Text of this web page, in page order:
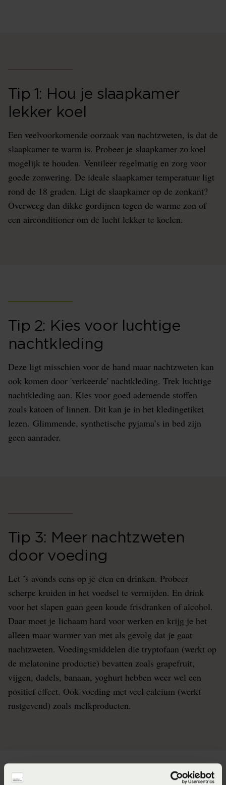
Tip 1: Hou je slaapkamer
lekker koel
Een veelvoorkomende oorzaak van nachtzweten, is dat de
slaapkamer te warm is. Probeer je slaapkamer zo koel
mogelijk te houden. Ventileer regelmatig en zorg voor
goede zonwering. De ideale slaapkamer temperatuur ligt
rond de 18 graden. Ligt de slaapkamer op de zonkant?
Overweeg dan dikke gordijnen tegen de warme zon of
een airconditioner om de lucht lekker te koelen.
Tip 2: Kies voor luchtige
nachtkleding
Deze ligt misschien voor de hand maar nachtzweten kan
ook komen door 'verkeerde' nachtkleding. Trek luchtige
nachtkleding aan. Kies voor goed ademende stoffen
zoals katoen of linnen. Dit kan je in het kledingetiket
lezen. Glimmende, synthetische pyjama’s in bed zijn
geen aanrader.
Tip 3: Meer nachtzweten
door voeding
Let ’s avonds eens op je eten en drinken. Probeer
scherpe kruiden in het voedsel te vermijden. En drink
voor het slapen gaan geen koude frisdranken of alcohol.
Daar moet je lichaam hard voor werken en krijg je het
alleen maar warmer van met als gevolg dat je gaat
nachtzweten. Voedingsmiddelen die tryptofaan (werkt op
de melatonine productie) bevatten zoals grapefruit,
vijgen, dadels, banaan, yoghurt hebben weer wel een
positief effect. Ook voeding met veel calcium (werkt
rustgevend) zoals melkproducten.